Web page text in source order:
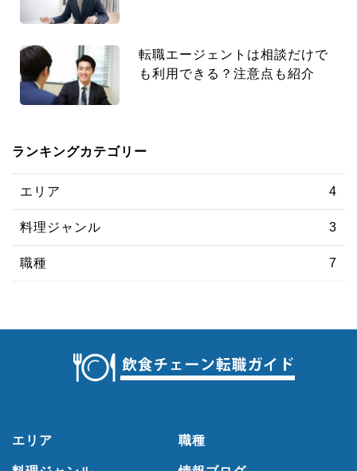
転職エージェントは相談だけで
も利用できる？注意点も紹介
ランキングカテゴリー
エリア 4
料理ジャンル 3
職種 7
エリア 職種